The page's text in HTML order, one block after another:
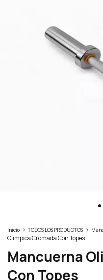
Inicio > TODOS LOS PRODUCTOS >
Olimpica Cromada Con Topes
Mancuerna
Con Topes